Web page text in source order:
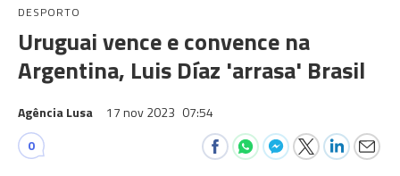
DESPORTO
Uruguai vence e convence na
Argentina, Luis Díaz 'arrasa' Brasil
Agência Lusa 17 nov 2023 07:54
0